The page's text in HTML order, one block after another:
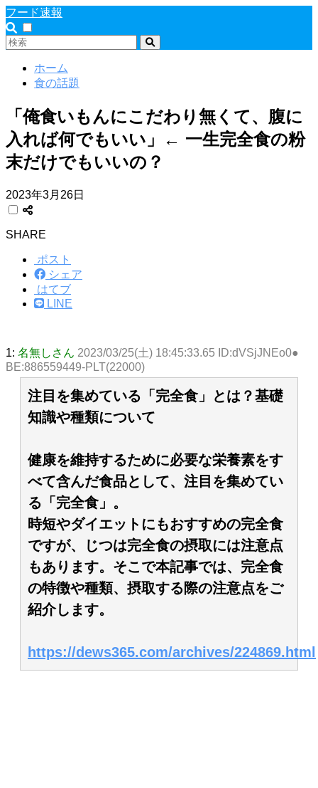
フード速報
ホーム
食の話題
「俺食いもんにこだわり無くて、腹に
入れば何でもいい」← 一生完全食の粉
末だけでもいいの？
2023年3月26日
SHARE
ポスト
シェア
はてブ
LINE
1: 名無しさん 2023/03/25(土) 18:45:33.65 ID:dVSjJNEo0●
BE:886559449-PLT(22000)
注目を集めている「完全食」とは？基礎
知識や種類について
健康を維持するために必要な栄養素をす
べて含んだ食品として、注目を集めてい
る「完全食」。
時短やダイエットにもおすすめの完全食
ですが、じつは完全食の摂取には注意点
もあります。そこで本記事では、完全食
の特徴や種類、摂取する際の注意点をご
紹介します。
https://dews365.com/archives/224869.html